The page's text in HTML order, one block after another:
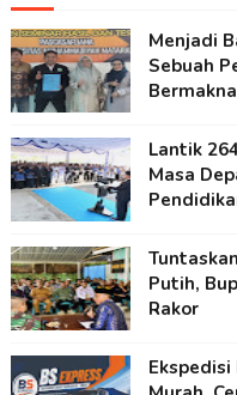
Menjadi
Sebuah
Bermakna
Lantik
Masa
Putih,
Rakor